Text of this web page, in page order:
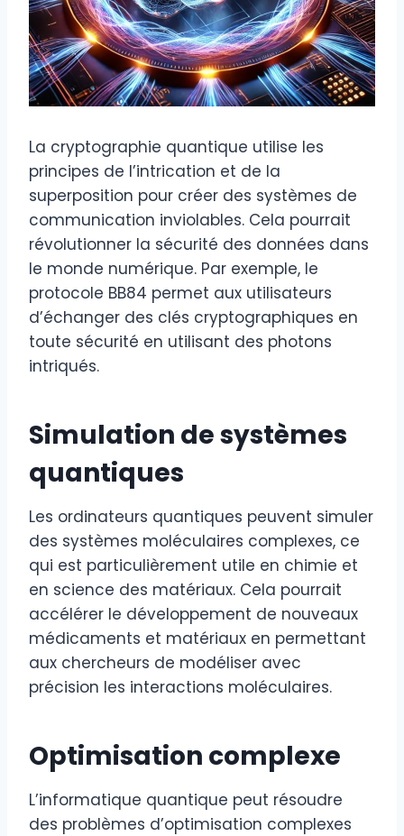
La cryptographie quantique utilise les
principes de l’intrication et de la
superposition pour créer des systèmes de
communication inviolables. Cela pourrait
révolutionner la sécurité des données dans
le monde numérique. Par exemple, le
protocole BB84 permet aux utilisateurs
d’échanger des clés cryptographiques en
toute sécurité en utilisant des photons
intriqués.
Simulation de systèmes
quantiques
Les ordinateurs quantiques peuvent simuler
des systèmes moléculaires complexes, ce
qui est particulièrement utile en chimie et
en science des matériaux. Cela pourrait
accélérer le développement de nouveaux
médicaments et matériaux en permettant
aux chercheurs de modéliser avec
précision les interactions moléculaires.
Optimisation complexe
L’informatique quantique peut résoudre
des problèmes d’optimisation complexes